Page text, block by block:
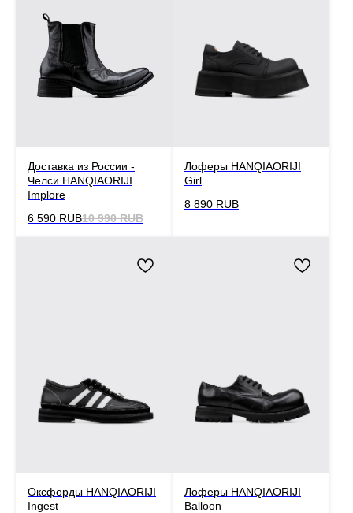
Доставка из России -
Челси HANQIAORIJI
Implore
6 590 RUB10 990 RUB
Лоферы HANQIAORIJI
Girl
8 890 RUB
Оксфорды HANQIAORIJI
Ingest
Лоферы HANQIAORIJI
Balloon